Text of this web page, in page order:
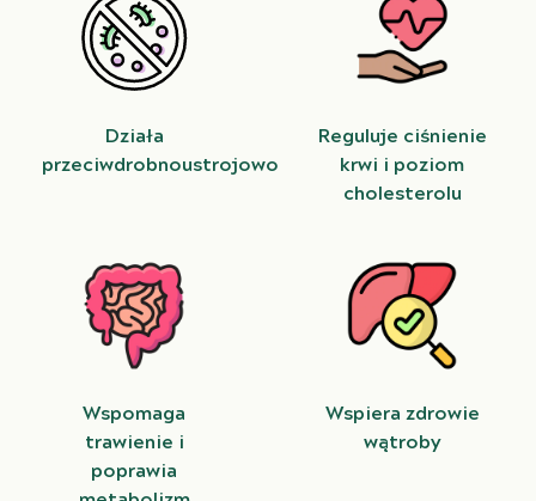
Działa
przeciwdrobnoustrojowo
Reguluje ciśnienie
krwi i poziom
cholesterolu
Wspomaga
trawienie i
poprawia
Wspiera zdrowie
wątroby